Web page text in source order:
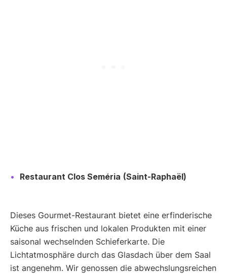
Restaurant Clos Seméria (Saint-Raphaël)
Dieses Gourmet-Restaurant bietet eine erfinderische
Küche aus frischen und lokalen Produkten mit einer
saisonal wechselnden Schieferkarte. Die
Lichtatmosphäre durch das Glasdach über dem Saal
ist angenehm. Wir genossen die abwechslungsreichen